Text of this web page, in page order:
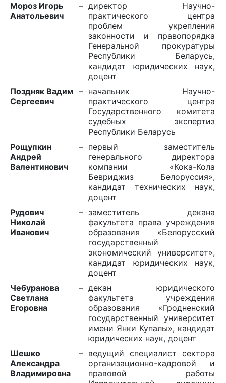
Мороз Игорь
Анатольевич
– директор Научно-
практического центра
проблем укрепления
законности и правопорядка
Генеральной прокуратуры
Республики Беларусь,
кандидат юридических наук,
доцент
Поздняк Вадим
Сергеевич
– начальник Научно-
практического центра
Государственного комитета
судебных экспертиз
Республики Беларусь
Рощупкин
Андрей
Валентинович
– первый заместитель
генерального директора
компании «Кока-Кола
Бевриджиз Белоруссия»,
кандидат технических наук,
доцент
Рудович
Николай
Иванович
– заместитель декана
факультета права учреждения
образования «Белорусский
государственный
экономический университет»,
кандидат юридических наук,
доцент
Чебуранова
Светлана
Егоровна
– декан юридического
факультета учреждения
образования «Гродненский
государственный университет
имени Янки Купалы», кандидат
юридических наук, доцент
Шешко
Александра
Владимировна
– ведущий специалист сектора
организационно-кадровой и
правовой работы